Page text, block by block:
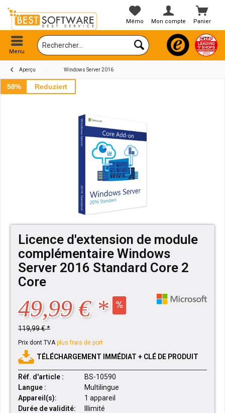
Panier
Mémo Mon compte
Menu
Aperçu Windows Server 2016
58% Reduziert
Licence d'extension de module
complémentaire Windows
Server 2016 Standard Core 2
Core
49,99 € *
119,99 € *
Prix dont TVAplus frais de port
TÉLÉCHARGEMENT IMMÉDIAT + CLÉ DE PRODUIT
Réf. d'article :
BS-10590
Langue :
Multilingue
Appareil(s):
1 appareil
Durée de validité:
Illimité